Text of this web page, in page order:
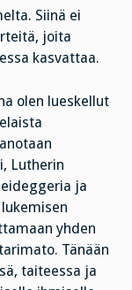
Siinä ei
joita
kasvattaa.
olen lueskellut
Lutherin
ja
yhden
Tänään
taiteessa ja